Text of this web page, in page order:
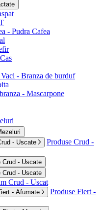
- Pudra Cafea
- Branza de burduf
- Mascarpone
- Uscate
Produse Crud -
Crud - Uscate
Crud - Uscate
Crud - Uscat
- Afumate
Produse Fiert -